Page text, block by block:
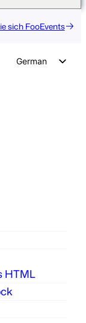
sich FooEvents
German
HTML